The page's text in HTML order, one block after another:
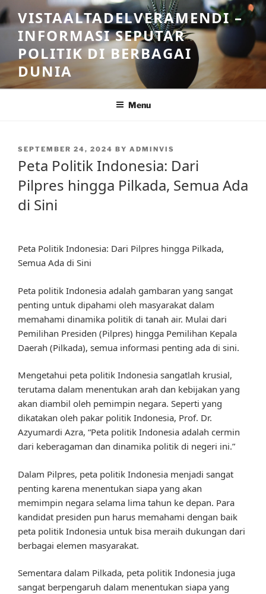
Skip
to
content
VISTAALTADELVERAMENDI –
INFORMASI SEPUTAR
POLITIK DI BERBAGAI
DUNIA
Menu
POSTED
SEPTEMBER 24, 2024 BY ADMINVIS
Peta Politik Indonesia: Dari
Pilpres hingga Pilkada, Semua Ada
di Sini
Peta Politik Indonesia: Dari Pilpres hingga Pilkada,
Semua Ada di Sini
Peta politik Indonesia adalah gambaran yang sangat
penting untuk dipahami oleh masyarakat dalam
memahami dinamika politik di tanah air. Mulai dari
Pemilihan Presiden (Pilpres) hingga Pemilihan Kepala
Daerah (Pilkada), semua informasi penting ada di sini.
Mengetahui peta politik Indonesia sangatlah krusial,
terutama dalam menentukan arah dan kebijakan yang
akan diambil oleh pemimpin negara. Seperti yang
dikatakan oleh pakar politik Indonesia, Prof. Dr.
Azyumardi Azra, “Peta politik Indonesia adalah cermin
dari keberagaman dan dinamika politik di negeri ini.”
Dalam Pilpres, peta politik Indonesia menjadi sangat
penting karena menentukan siapa yang akan
memimpin negara selama lima tahun ke depan. Para
kandidat presiden pun harus memahami dengan baik
peta politik Indonesia untuk bisa meraih dukungan dari
berbagai elemen masyarakat.
Sementara dalam Pilkada, peta politik Indonesia juga
sangat berpengaruh dalam menentukan siapa yang